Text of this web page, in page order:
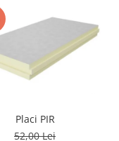
Placi PIR
52,00 Lei